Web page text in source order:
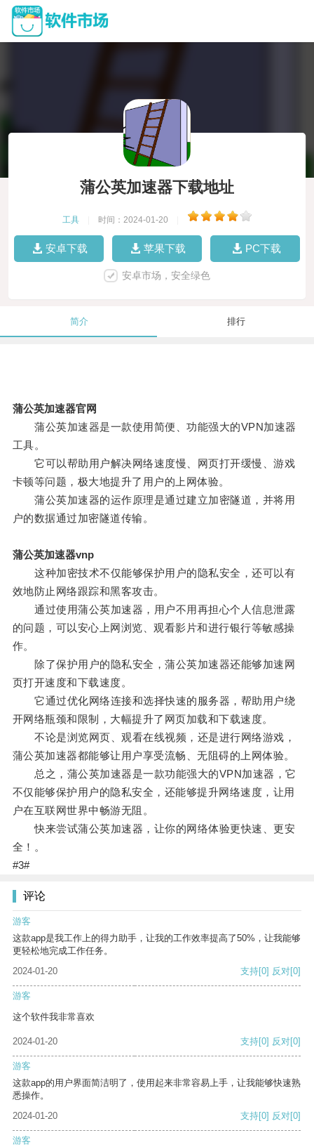
蒲公英加速器下载地址
工具 时间：2024-01-20
安卓下载 苹果下载 PC下载
安卓市场，安全绿色
简介 排行
蒲公英加速器官网
蒲公英加速器是一款使用简便、功能强大的VPN加速器
工具。
它可以帮助用户解决网络速度慢、网页打开缓慢、游戏
卡顿等问题，极大地提升了用户的上网体验。
蒲公英加速器的运作原理是通过建立加密隧道，并将用
户的数据通过加密隧道传输。
蒲公英加速器vnp
这种加密技术不仅能够保护用户的隐私安全，还可以有
效地防止网络跟踪和黑客攻击。
通过使用蒲公英加速器，用户不用再担心个人信息泄露
的问题，可以安心上网浏览、观看影片和进行银行等敏感操
作。
除了保护用户的隐私安全，蒲公英加速器还能够加速网
页打开速度和下载速度。
它通过优化网络连接和选择快速的服务器，帮助用户绕
开网络瓶颈和限制，大幅提升了网页加载和下载速度。
不论是浏览网页、观看在线视频，还是进行网络游戏，
蒲公英加速器都能够让用户享受流畅、无阻碍的上网体验。
总之，蒲公英加速器是一款功能强大的VPN加速器，它
不仅能够保护用户的隐私安全，还能够提升网络速度，让用
户在互联网世界中畅游无阻。
快来尝试蒲公英加速器，让你的网络体验更快速、更安
全！。
#3#
评论
游客
这款app是我工作上的得力助手，让我的工作效率提高了50%，让我能够
更轻松地完成工作任务。
2024-01-20
支持[0] 反对[0]
游客
这个软件我非常喜欢
2024-01-20 支持[0] 反对[0]
游客
这款app的用户界面简洁明了，使用起来非常容易上手，让我能够快速熟
悉操作。
2024-01-20
支持[0] 反对[0]
游客